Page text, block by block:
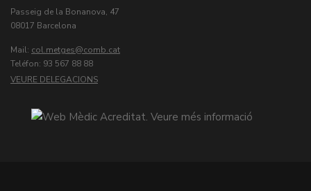
Passeig de la Bonanova, 47
08017 Barcelona
Mail: col.metges
Teléfon: 93 567 88 88
VEURE DELEGACIONS